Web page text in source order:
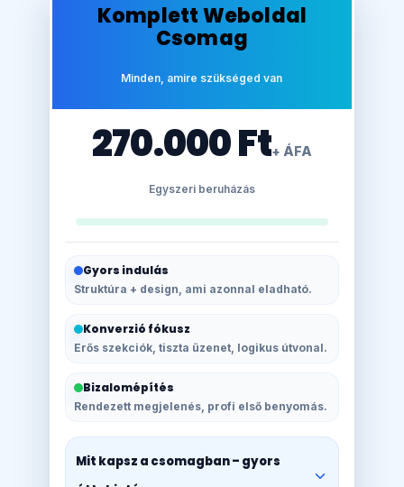
Komplett Weboldal
Csomag
Minden, amire szükséged van
270.000 Ft+ ÁFA
Egyszeri beruházás
Gyors indulás
Struktúra + design, ami azonnal eladható.
Konverzió fókusz
Erős szekciók, tiszta üzenet, logikus útvonal.
Bizalomépítés
Rendezett megjelenés, profi első benyomás.
Mit kapsz a csomagban – gyors